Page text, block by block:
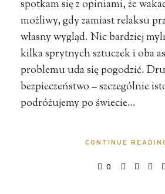
spotkam się z opiniami, że
możliwy, gdy zamiast relaksu
własny wygląd. Nic bardziej
kilka sprytnych sztuczek i oba
problemu uda się pogodzić.
bezpieczeństwo – szczególnie
podróżujemy po świecie…
CONTINUE
0